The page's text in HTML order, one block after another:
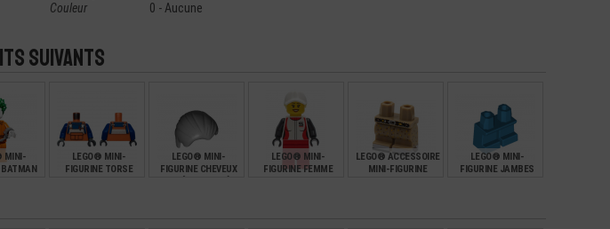
Couleur
0 - Aucune
suivants
MINI-
BATMAN
LEGO® MINI-
FIGURINE TORSE
LEGO® MINI-
FIGURINE CHEVEUX
LEGO® MINI-
FIGURINE FEMME
LEGO® ACCESSOIRE
MINI-FIGURINE
LEGO® MINI-
FIGURINE JAMBES